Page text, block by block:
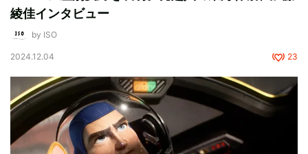
綾佳インタビュー
by ISO
2024.12.04 23